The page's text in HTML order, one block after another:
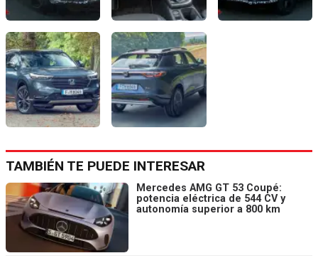
TAMBIÉN TE PUEDE INTERESAR
Mercedes AMG GT 53 Coupé:
potencia eléctrica de 544 CV y
autonomía superior a 800 km